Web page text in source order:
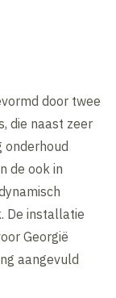
door twee
die naast zeer
onderhoud
de ook in
De installatie
Georgië
aangevuld